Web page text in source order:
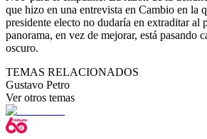
que hizo en una entrevista en Cambio en la
presidente electo no dudaría en extraditar al
panorama, en vez de mejorar, está pasando
oscuro.
TEMAS RELACIONADOS
Gustavo Petro
Ver otros temas